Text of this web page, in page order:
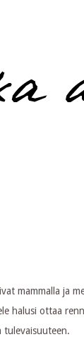
mammalla ja
halusi ottaa
tulevaisuuteen.